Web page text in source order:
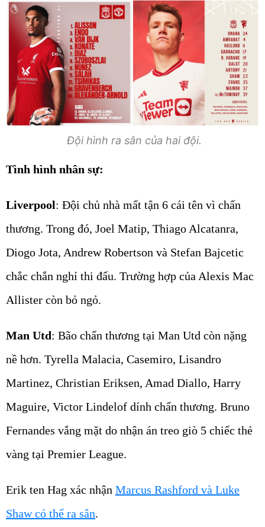
Đội hình ra sân của hai đội.
Tình hình nhân sự:
Liverpool: Đội chủ nhà mất tận 6 cái tên vì chấn
thương. Trong đó, Joel Matip, Thiago Alcatanra,
Diogo Jota, Andrew Robertson và Stefan Bajcetic
chắc chắn nghỉ thi đấu. Trường hợp của Alexis Mac
Allister còn bỏ ngỏ.
Man Utd: Bão chấn thương tại Man Utd còn nặng
nề hơn. Tyrella Malacia, Casemiro, Lisandro
Martinez, Christian Eriksen, Amad Diallo, Harry
Maguire, Victor Lindelof dính chấn thương. Bruno
Fernandes vắng mặt do nhận án treo giò 5 chiếc thẻ
vàng tại Premier League.
Erik ten Hag xác nhận Marcus Rashford và Luke
Shaw có thể ra sân.